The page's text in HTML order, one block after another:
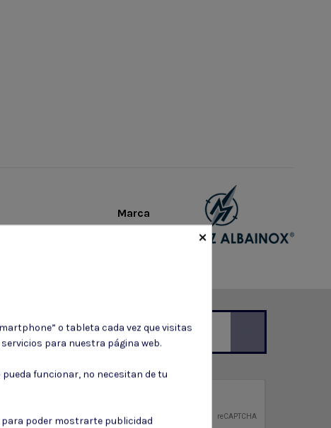
Marca
×
o tableta cada vez que visitas
para nuestra página web.
funcionar, no necesitan de tu
poder mostrarte publicidad